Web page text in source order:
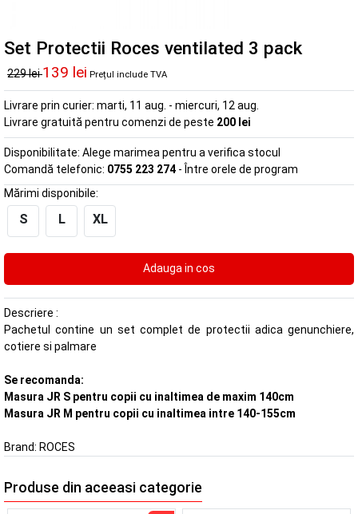
Set Protectii Roces ventilated 3 pack
229 lei139 lei Prețul include TVA
Livrare prin curier: marti, 11 aug. - miercuri, 12 aug.
Livrare gratuită pentru comenzi de peste 200 lei
Disponibilitate: Alege marimea pentru a verifica stocul
Comandă telefonic: 0755 223 274 - Între orele de program
Mărimi disponibile:
S L XL
Descriere :
Pachetul contine un set complet de protectii adica genunchiere,
cotiere si palmare
Se recomanda:
Masura JR S pentru copii cu inaltimea de maxim 140cm
Masura JR M pentru copii cu inaltimea intre 140-155cm
Brand: ROCES
Produse din aceeasi categorie